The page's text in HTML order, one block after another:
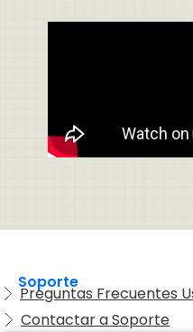
Soporte
Preguntas Frecuentes
Contactar a Soporte